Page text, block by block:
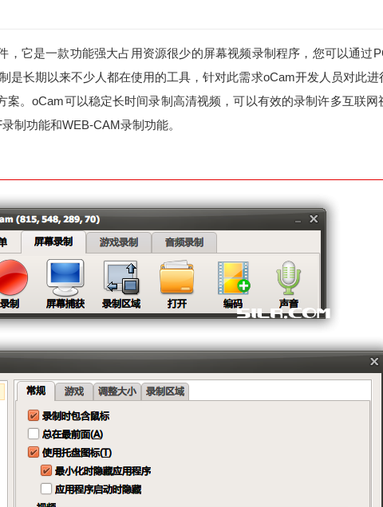
，它是一款功能强大占用资源很少的屏幕视频录制程序，您可以通过
是长期以来不少人都在使用的工具，针对此需求oCam开发人员对此进
案。oCam可以稳定长时间录制高清视频，可以有效的录制许多互联网
制功能和WEB-CAM录制功能。